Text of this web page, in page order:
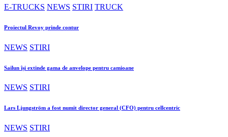
E-TRUCKS NEWS STIRI TRUCK
Proiectul Revoy prinde contur
NEWS STIRI
Sailun își extinde gama de anvelope pentru camioane
NEWS STIRI
Lars Ljungström a fost numit director general (CFO) pentru cellcentric
NEWS STIRI